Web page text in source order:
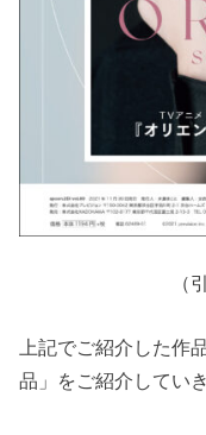
（
上記でご紹介した作
品」をご紹介してい